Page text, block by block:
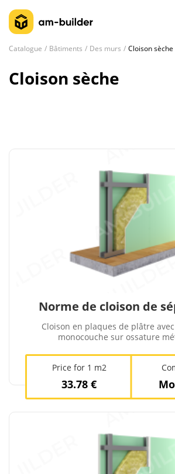
Catalogue Bâtiments Des murs Cloison sèche
Cloison sèche
Norme de cloison de
Cloison en plaques de plâtre
monocouche sur ossature
Price for 1 m2
33.78 €